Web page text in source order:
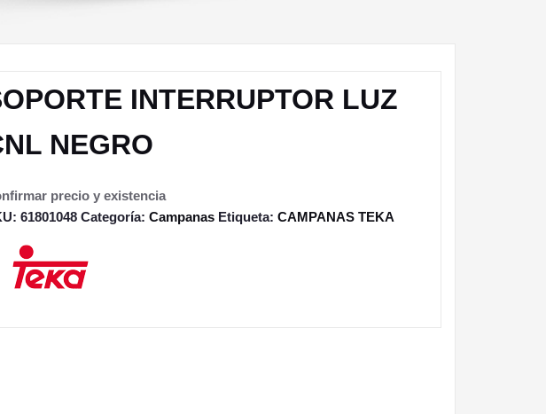
INTERRUPTOR LUZ
NEGRO
precio y existencia
61801048 Categoría: Campanas Etiqueta: CAMPANAS TEKA